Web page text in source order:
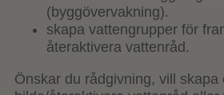
(byggövervakning).
skapa vattengrupper för
återaktivera vattenråd.
Önskar du rådgivning, vill skapa